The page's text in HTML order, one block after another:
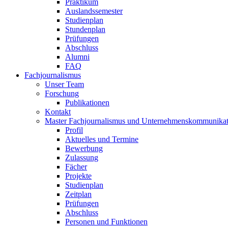
Praktikum
Auslandssemester
Studienplan
Stundenplan
Prüfungen
Abschluss
Alumni
FAQ
Fachjournalismus
Unser Team
Forschung
Publikationen
Kontakt
Master Fachjournalismus und
Profil
Aktuelles und Termine
Bewerbung
Zulassung
Fächer
Projekte
Studienplan
Zeitplan
Prüfungen
Abschluss
Personen und Funktionen